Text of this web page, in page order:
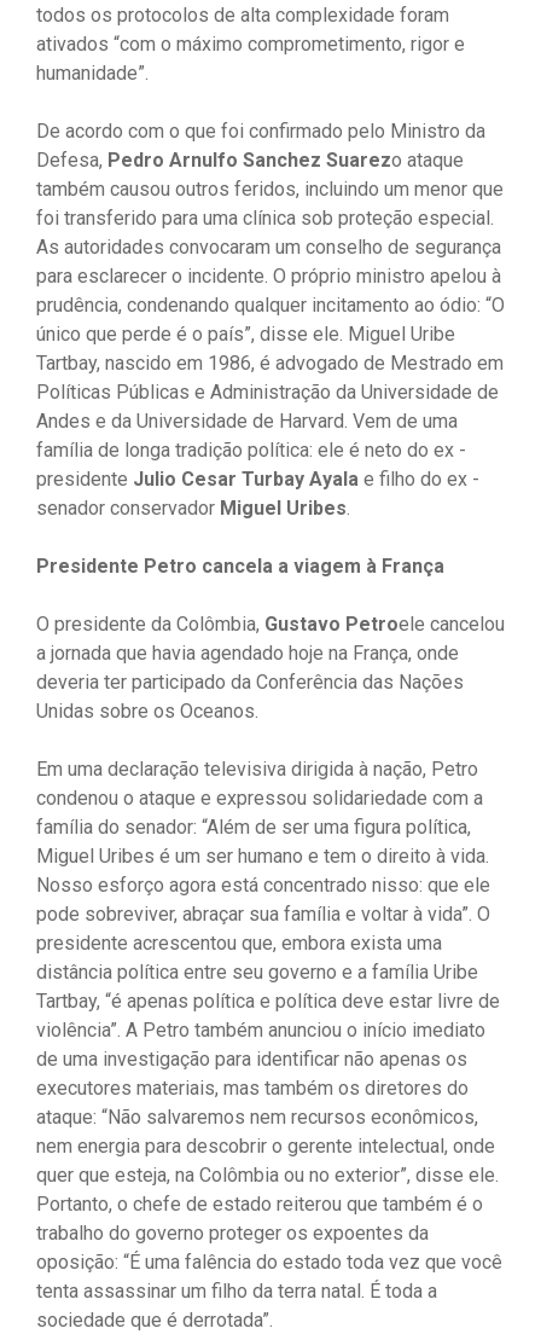
todos os protocolos de alta complexidade foram
ativados “com o máximo comprometimento, rigor e
humanidade”.
De acordo com o que foi confirmado pelo Ministro da
Defesa, Pedro Arnulfo Sanchez Suarezo ataque
também causou outros feridos, incluindo um menor que
foi transferido para uma clínica sob proteção especial.
As autoridades convocaram um conselho de segurança
para esclarecer o incidente. O próprio ministro apelou à
prudência, condenando qualquer incitamento ao ódio: “O
único que perde é o país”, disse ele. Miguel Uribe
Tartbay, nascido em 1986, é advogado de Mestrado em
Políticas Públicas e Administração da Universidade de
Andes e da Universidade de Harvard. Vem de uma
família de longa tradição política: ele é neto do ex -
presidente Julio Cesar Turbay Ayala e filho do ex -
senador conservador Miguel Uribes.
Presidente Petro cancela a viagem à França
O presidente da Colômbia, Gustavo Petroele cancelou
a jornada que havia agendado hoje na França, onde
deveria ter participado da Conferência das Nações
Unidas sobre os Oceanos.
Em uma declaração televisiva dirigida à nação, Petro
condenou o ataque e expressou solidariedade com a
família do senador: “Além de ser uma figura política,
Miguel Uribes é um ser humano e tem o direito à vida.
Nosso esforço agora está concentrado nisso: que ele
pode sobreviver, abraçar sua família e voltar à vida”. O
presidente acrescentou que, embora exista uma
distância política entre seu governo e a família Uribe
Tartbay, “é apenas política e política deve estar livre de
violência”. A Petro também anunciou o início imediato
de uma investigação para identificar não apenas os
executores materiais, mas também os diretores do
ataque: “Não salvaremos nem recursos econômicos,
nem energia para descobrir o gerente intelectual, onde
quer que esteja, na Colômbia ou no exterior”, disse ele.
Portanto, o chefe de estado reiterou que também é o
trabalho do governo proteger os expoentes da
oposição: “É uma falência do estado toda vez que você
tenta assassinar um filho da terra natal. É toda a
sociedade que é derrotada”.